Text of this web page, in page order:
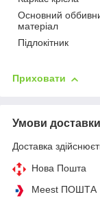
Основний
матеріал
Підлокітник
Приховати
Умови доставки
Доставка
Нова Пошта
Meest ПОШТА